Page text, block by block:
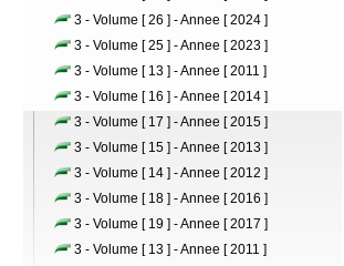
3 - Volume [ 26 ] - Annee [ 2024 ]
3 - Volume [ 25 ] - Annee [ 2023 ]
3 - Volume [ 13 ] - Annee [ 2011 ]
3 - Volume [ 16 ] - Annee [ 2014 ]
3 - Volume [ 17 ] - Annee [ 2015 ]
3 - Volume [ 15 ] - Annee [ 2013 ]
3 - Volume [ 14 ] - Annee [ 2012 ]
3 - Volume [ 18 ] - Annee [ 2016 ]
3 - Volume [ 19 ] - Annee [ 2017 ]
3 - Volume [ 13 ] - Annee [ 2011 ]